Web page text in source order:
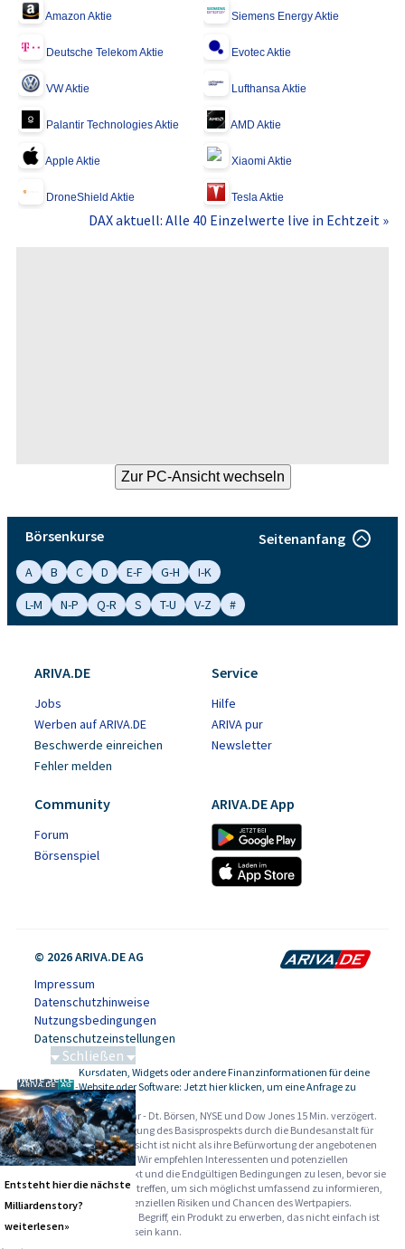
Amazon Aktie Siemens Energy Aktie
Deutsche Telekom Aktie Evotec Aktie
VW Aktie Lufthansa Aktie
Palantir Technologies Aktie AMD Aktie
Apple Aktie Xiaomi Aktie
DroneShield Aktie Tesla Aktie
DAX aktuell: Alle 40 Einzelwerte live in Echtzeit »
Börsenkurse Seitenanfang
A B C D E-F G-H
I-K
L-M
N-P Q-R S T-U V-Z #
ARIVA.DE
Jobs
Werben auf ARIVA.DE
Beschwerde einreichen
Fehler melden
Service
Hilfe
ARIVA pur
Newsletter
Community
Forum
Börsenspiel
ARIVA.DE App
© 2026 ARIVA.DE AG
Impressum
Datenschutzhinweise
Nutzungsbedingungen
Datenschutzeinstellungen
-
Kursdaten, Widgets oder andere Finanzinformationen für deine
Website oder Software: Jetzt hier klicken, um eine Anfrage zu
stellen.
Alle Angaben ohne Gewähr - Dt. Börsen, NYSE und Dow Jones 15 Min. verzögert.
Werbehinweise:Die Billigung des Basisprospekts durch die Bundesanstalt für
Finanzdienstleistungsaufsicht ist nicht als ihre Befürwortung der angebotenen
Wertpapiere zu verstehen. Wir empfehlen Interessenten und potenziellen
Anlegern den Basisprospekt und die Endgültigen Bedingungen zu lesen, bevor sie
eine Anlageentscheidung treffen, um sich möglichst umfassend zu informieren,
insbesondere über die potenziellen Risiken und Chancen des Wertpapiers.
Warnhinweise: Sie sind im Begriff, ein Produkt zu erwerben, das nicht einfach ist
und schwer zu verstehen sein kann.
Schließen
Schwere Seltene Erden
Entsteht hier die nächste
Milliardenstory?
weiterlesen»